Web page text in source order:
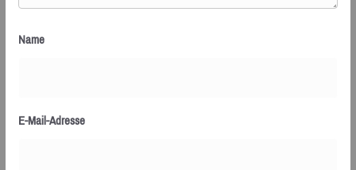
Name
E-Mail-Adresse